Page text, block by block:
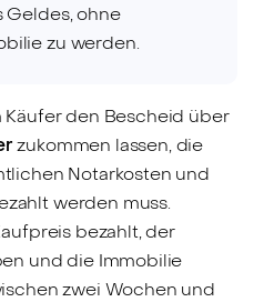
Geldes, ohne
zu werden.
Käufer den Bescheid über
zukommen lassen, die
Notarkosten und
werden muss.
bezahlt, der
und die Immobilie
zwei Wochen und